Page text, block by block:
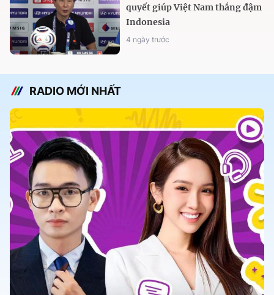
quyết giúp Việt Nam thắng đậm
Indonesia
4 ngày trước
RADIO MỚI NHẤT